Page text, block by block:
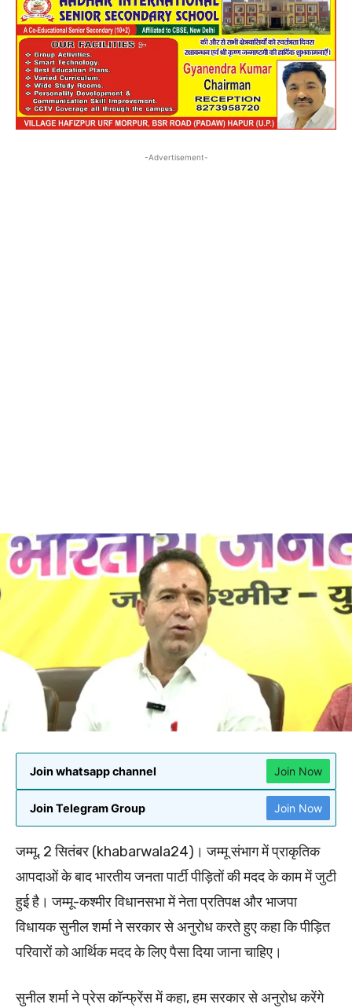
-Advertisement-
Join whatsapp channel Join Now
Join Telegram Group Join Now
जम्मू, 2 सितंबर (khabarwala24)। जम्मू संभाग में प्राकृतिक
आपदाओं के बाद भारतीय जनता पार्टी पीड़ितों की मदद के काम में जुटी
हुई है। जम्मू-कश्मीर विधानसभा में नेता प्रतिपक्ष और भाजपा
विधायक सुनील शर्मा ने सरकार से अनुरोध करते हुए कहा कि पीड़ित
परिवारों को आर्थिक मदद के लिए पैसा दिया जाना चाहिए।
सुनील शर्मा ने प्रेस कॉन्फ्रेंस में कहा, हम सरकार से अनुरोध करेंगे